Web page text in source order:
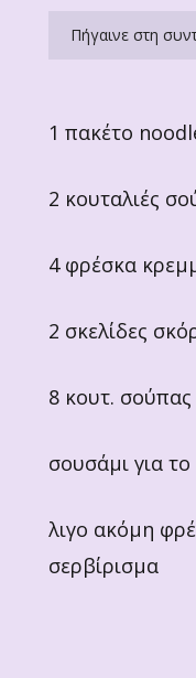
Πήγαινε στη
1 πακέτο
2 κουταλιές
4 φρέσκα
2 σκελίδες
8 κουτ. σούπας
σουσάμι για
λιγο ακόμη
σερβίρισμα